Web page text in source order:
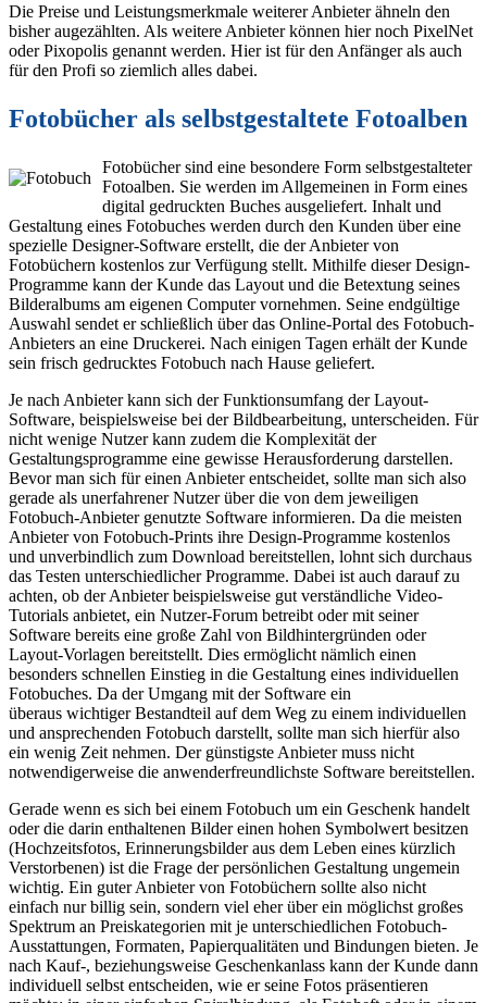
Die Preise und Leistungsmerkmale weiterer Anbieter ähneln den
bisher augezählten. Als weitere Anbieter können hier noch PixelNet
oder Pixopolis genannt werden. Hier ist für den Anfänger als auch
für den Profi so ziemlich alles dabei.
Fotobücher als selbstgestaltete Fotoalben
Fotobücher sind eine besondere Form selbstgestalteter
Fotoalben. Sie werden im Allgemeinen in Form eines
digital gedruckten Buches ausgeliefert. Inhalt und
Gestaltung eines Fotobuches werden durch den Kunden über eine
spezielle Designer-Software erstellt, die der Anbieter von
Fotobüchern kostenlos zur Verfügung stellt. Mithilfe dieser Design-
Programme kann der Kunde das Layout und die Betextung seines
Bilderalbums am eigenen Computer vornehmen. Seine endgültige
Auswahl sendet er schließlich über das Online-Portal des Fotobuch-
Anbieters an eine Druckerei. Nach einigen Tagen erhält der Kunde
sein frisch gedrucktes Fotobuch nach Hause geliefert.
Je nach Anbieter kann sich der Funktionsumfang der Layout-
Software, beispielsweise bei der Bildbearbeitung, unterscheiden. Für
nicht wenige Nutzer kann zudem die Komplexität der
Gestaltungsprogramme eine gewisse Herausforderung darstellen.
Bevor man sich für einen Anbieter entscheidet, sollte man sich also
gerade als unerfahrener Nutzer über die von dem jeweiligen
Fotobuch-Anbieter genutzte Software informieren. Da die meisten
Anbieter von Fotobuch-Prints ihre Design-Programme kostenlos
und unverbindlich zum Download bereitstellen, lohnt sich durchaus
das Testen unterschiedlicher Programme. Dabei ist auch darauf zu
achten, ob der Anbieter beispielsweise gut verständliche Video-
Tutorials anbietet, ein Nutzer-Forum betreibt oder mit seiner
Software bereits eine große Zahl von Bildhintergründen oder
Layout-Vorlagen bereitstellt. Dies ermöglicht nämlich einen
besonders schnellen Einstieg in die Gestaltung eines individuellen
Fotobuches. Da der Umgang mit der Software ein
überaus wichtiger Bestandteil auf dem Weg zu einem individuellen
und ansprechenden Fotobuch darstellt, sollte man sich hierfür also
ein wenig Zeit nehmen. Der günstigste Anbieter muss nicht
notwendigerweise die anwenderfreundlichste Software bereitstellen.
Gerade wenn es sich bei einem Fotobuch um ein Geschenk handelt
oder die darin enthaltenen Bilder einen hohen Symbolwert besitzen
(Hochzeitsfotos, Erinnerungsbilder aus dem Leben eines kürzlich
Verstorbenen) ist die Frage der persönlichen Gestaltung ungemein
wichtig. Ein guter Anbieter von Fotobüchern sollte also nicht
einfach nur billig sein, sondern viel eher über ein möglichst großes
Spektrum an Preiskategorien mit je unterschiedlichen Fotobuch-
Ausstattungen, Formaten, Papierqualitäten und Bindungen bieten. Je
nach Kauf-, beziehungsweise Geschenkanlass kann der Kunde dann
individuell selbst entscheiden, wie er seine Fotos präsentieren